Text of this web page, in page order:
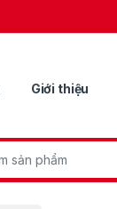
Giới thiệu